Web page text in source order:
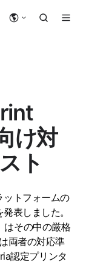
け対
ト
トフォームの
表しました。
その中の厳格
両者の対応準
認定プリンタ